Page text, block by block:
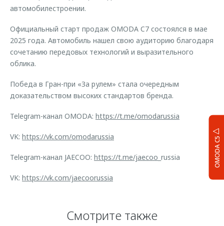
OMODA C5
автомобилестроении.
Официальный старт продаж OMODA C7 состоялся в мае
2025 года. Автомобиль нашел свою аудиторию благодаря
сочетанию передовых технологий и выразительного
облика.
Победа в Гран-при «За рулем» стала очередным
доказательством высоких стандартов бренда.
Telegram-канал OMODA: https://t.me/omodarussia
VK: https://vk.com/omodarussia
Telegram-канал JAECOO: https://t.me/jaecoo _russia
VK: https://vk.com/jaecoorussia
Смотрите также